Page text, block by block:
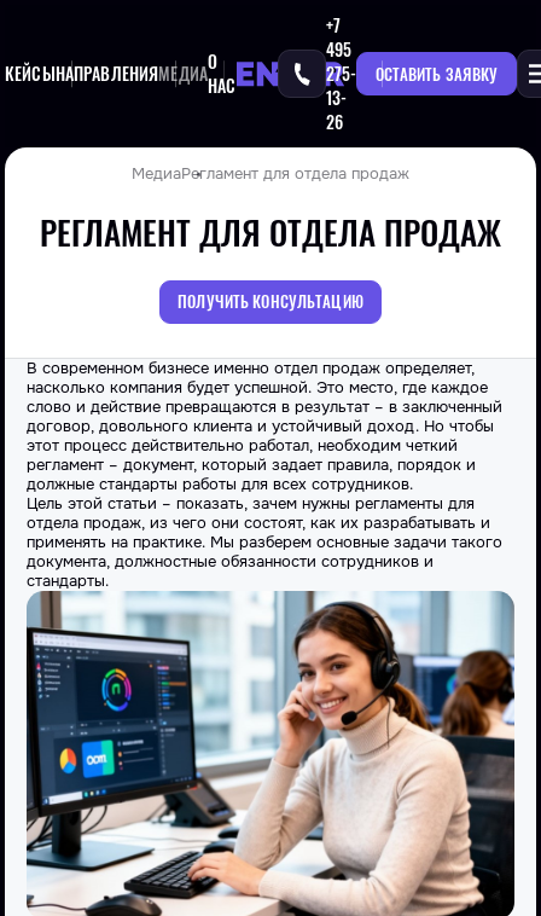
КЕЙСЫНАПРАВЛЕНИЯМЕДИАО
НАС
+7
495
275-
13-
26
ОСТАВИТЬ ЗАЯВКУ
МедиаРегламент для отдела продаж
РЕГЛАМЕНТ ДЛЯ ОТДЕЛА ПРОДАЖ
ПОЛУЧИТЬ КОНСУЛЬТАЦИЮ
В современном бизнесе именно отдел продаж определяет,
насколько компания будет успешной. Это место, где каждое
слово и действие превращаются в результат – в заключенный
договор, довольного клиента и устойчивый доход. Но чтобы
этот процесс действительно работал, необходим четкий
регламент – документ, который задает правила, порядок и
должные стандарты работы для всех сотрудников.
Цель этой статьи – показать, зачем нужны регламенты для
отдела продаж, из чего они состоят, как их разрабатывать и
применять на практике. Мы разберем основные задачи такого
документа, должностные обязанности сотрудников и
стандарты.